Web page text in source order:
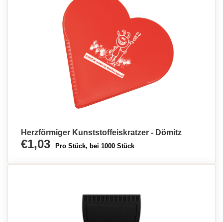
Herzförmiger Kunststoffeiskratzer - Dömitz
€1,03 Pro Stück, bei 1000 Stück